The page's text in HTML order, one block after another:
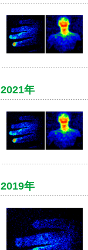
2021年
2019年